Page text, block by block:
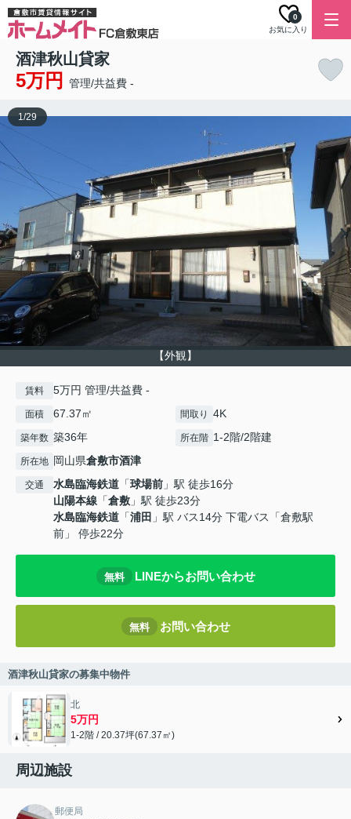
お気に入り
0
酒津秋山貸家
5万円 管理/共益費 -
【外観】
1/29
賃料 5万円 管理/共益費 -
面積 67.37㎡ 間取り 4K
築年数 築36年 所在階 1-2階/2階建
所在地 岡山県倉敷市酒津
交通 水島臨海鉄道 「球場前 」駅 徒歩16分
山陽本線 「倉敷 」駅 徒歩23分
水島臨海鉄道 「浦田 」駅 バス14分 下電バス「倉敷駅
前」 停歩22分
無料 LINEからお問い合わせ
無料 お問い合わせ
酒津秋山貸家の募集中物件
北
5万円
1-2階 / 20.37坪(67.37㎡)
周辺施設
郵便局